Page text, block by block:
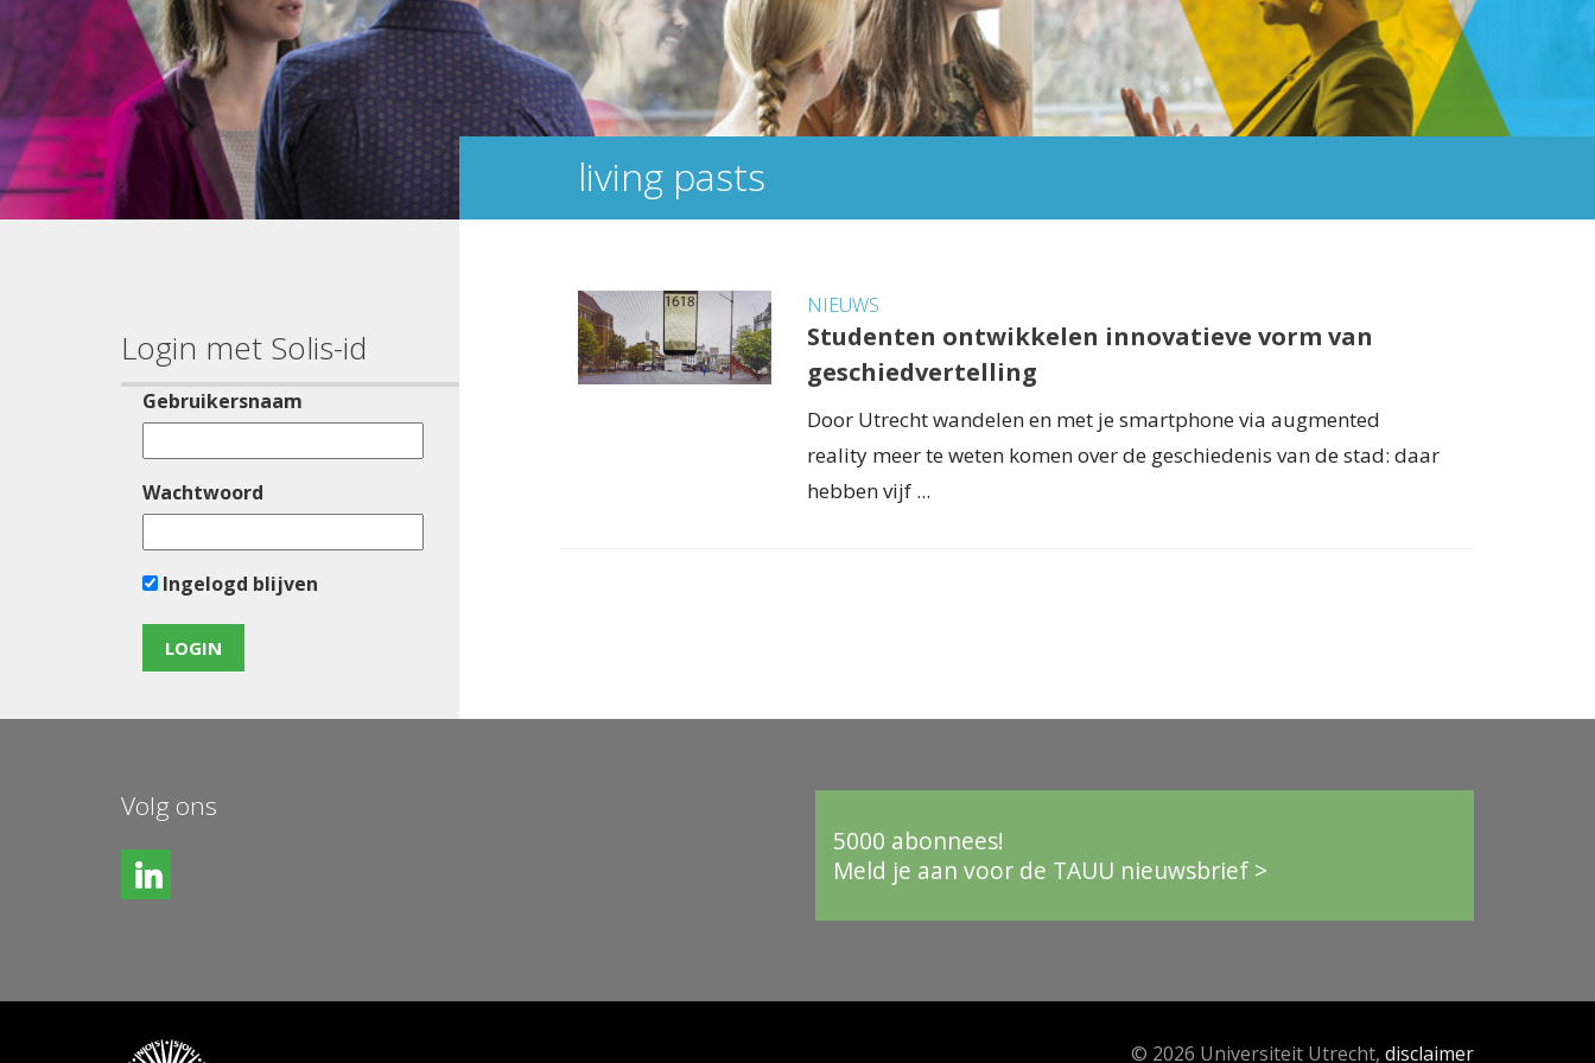
Login met Solis-id
Gebruikersnaam
Wachtwoord
Ingelogd blijven
living pasts
NIEUWS
Studenten ontwikkelen innovatieve vorm van
geschiedvertelling
Door Utrecht wandelen en met je smartphone via augmented
reality meer te weten komen over de geschiedenis van de stad: daar
hebben vijf ...
Volg ons
5000 abonnees!
Meld je aan voor de TAUU nieuwsbrief >
© 2026 Universiteit Utrecht, disclaimer